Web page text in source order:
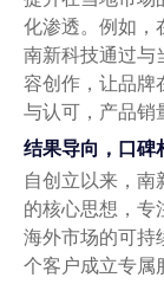
化渗透。例如，
南新科技通过与
容创作，让品牌
与认可，产品销
结果导向，口碑
自创立以来，南
的核心思想，专
海外市场的可持
个客户成立专属